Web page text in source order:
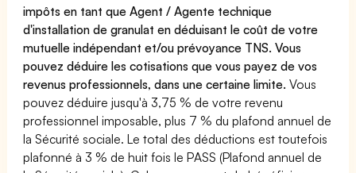
impôts en tant que Agent / Agente technique
d'installation de granulat en déduisant le coût de votre
mutuelle indépendant et/ou prévoyance TNS. Vous
pouvez déduire les cotisations que vous payez de vos
revenus professionnels, dans une certaine limite.Vous
pouvez déduire jusqu'à 3,75 % de votre revenu
professionnel imposable, plus 7 % du plafond annuel de
la Sécurité sociale. Le total des déductions est toutefois
plafonné à 3 % de huit fois le PASS (Plafond annuel de